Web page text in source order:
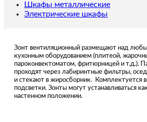
Шкафы металлические
Электрические шкафы
Зонт вентиляционный размещают над
кухонным оборудованием (плитеой,
пароконвектоматом, фритюрницей и т.д.).
проходят через лабиринтные фильтры,
и стекают в жиросборник. Комплектуется
подсветки. Зонты могут устанавливаться
настенном положении.